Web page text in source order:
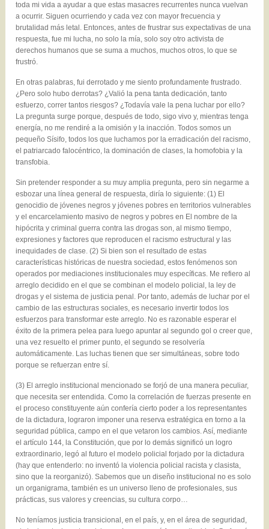
toda mi vida a ayudar a que estas masacres recurrentes nunca vuelvan
a ocurrir. Siguen ocurriendo y cada vez con mayor frecuencia y
brutalidad más letal. Entonces, antes de frustrar sus expectativas de una
respuesta, fue mi lucha, no solo la mía, solo soy otro activista de
derechos humanos que se suma a muchos, muchos otros, lo que se
frustró.
En otras palabras, fui derrotado y me siento profundamente frustrado.
¿Pero solo hubo derrotas? ¿Valió la pena tanta dedicación, tanto
esfuerzo, correr tantos riesgos? ¿Todavía vale la pena luchar por ello?
La pregunta surge porque, después de todo, sigo vivo y, mientras tenga
energía, no me rendiré a la omisión y la inacción. Todos somos un
pequeño Sísifo, todos los que luchamos por la erradicación del racismo,
el patriarcado falocéntrico, la dominación de clases, la homofobia y la
transfobia.
Sin pretender responder a su muy amplia pregunta, pero sin negarme a
esbozar una línea general de respuesta, diría lo siguiente: (1) El
genocidio de jóvenes negros y jóvenes pobres en territorios vulnerables
y el encarcelamiento masivo de negros y pobres en El nombre de la
hipócrita y criminal guerra contra las drogas son, al mismo tiempo,
expresiones y factores que reproducen el racismo estructural y las
inequidades de clase. (2) Si bien son el resultado de estas
características históricas de nuestra sociedad, estos fenómenos son
operados por mediaciones institucionales muy específicas. Me refiero al
arreglo decidido en el que se combinan el modelo policial, la ley de
drogas y el sistema de justicia penal. Por tanto, además de luchar por el
cambio de las estructuras sociales, es necesario invertir todos los
esfuerzos para transformar este arreglo. No es razonable esperar el
éxito de la primera pelea para luego apuntar al segundo gol o creer que,
una vez resuelto el primer punto, el segundo se resolvería
automáticamente. Las luchas tienen que ser simultáneas, sobre todo
porque se refuerzan entre sí.
(3) El arreglo institucional mencionado se forjó de una manera peculiar,
que necesita ser entendida. Como la correlación de fuerzas presente en
el proceso constituyente aún confería cierto poder a los representantes
de la dictadura, lograron imponer una reserva estratégica en torno a la
seguridad pública, campo en el que vetaron los cambios. Así, mediante
el artículo 144, la Constitución, que por lo demás significó un logro
extraordinario, legó al futuro el modelo policial forjado por la dictadura
(hay que entenderlo: no inventó la violencia policial racista y clasista,
sino que la reorganizó). Sabemos que un diseño institucional no es solo
un organigrama, también es un universo lleno de profesionales, sus
prácticas, sus valores y creencias, su cultura corpo…
No teníamos justicia transicional, en el país, y, en el área de seguridad,